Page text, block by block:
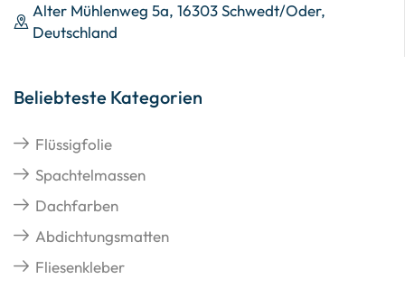
Alter Mühlenweg 5a, 16303 Schwedt/Oder,
Deutschland
Beliebteste Kategorien
Flüssigfolie
Spachtelmassen
Dachfarben
Abdichtungsmatten
Fliesenkleber